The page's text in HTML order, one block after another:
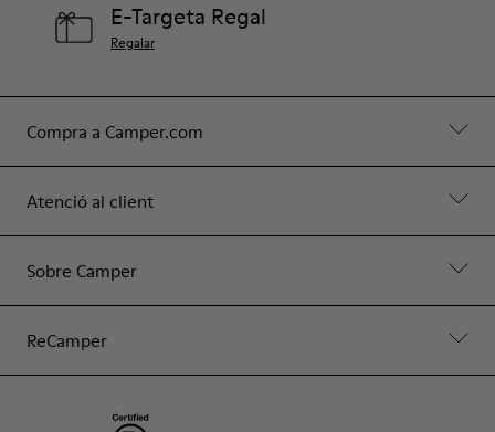
Compra a Camper.com
Atenció al client
Sobre Camper
ReCamper
E-Targeta Regal
Regalar